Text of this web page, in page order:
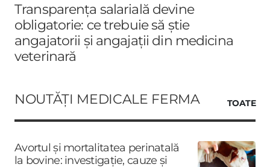
Transparența salarială devine
obligatorie: ce trebuie să știe
angajatorii și angajații din medicina
veterinară
NOUTĂȚI MEDICALE FERMA TOATE
Avortul și mortalitatea perinatală
la bovine: investigație, cauze și